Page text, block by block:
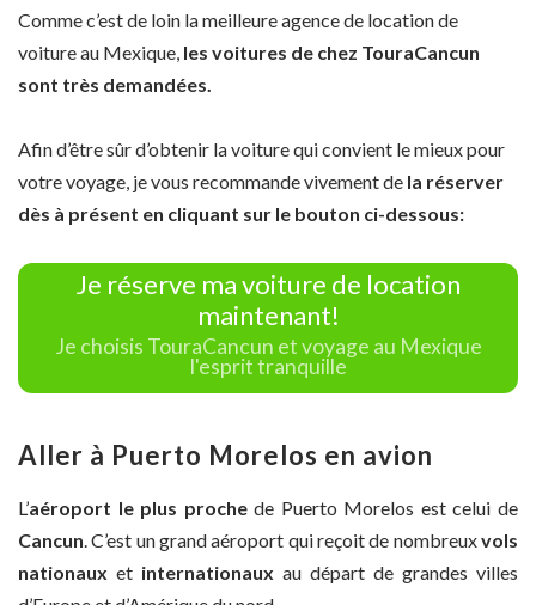
Comme c’est de loin la meilleure agence de location de
voiture au Mexique, les voitures de chez TouraCancun
sont très demandées.
Afin d’être sûr d’obtenir la voiture qui convient le mieux pour
votre voyage, je vous recommande vivement de la réserver
dès à présent en cliquant sur le bouton ci-dessous:
Je réserve ma voiture de location
maintenant!
Je choisis TouraCancun et voyage au Mexique
l'esprit tranquille
Aller à Puerto Morelos en avion
L’aéroport le plus prochede Puerto Morelos est celui de
Cancun.C’est un grand aéroport qui reçoit de nombreuxvols
nationaux et internationaux au départ de grandes villes